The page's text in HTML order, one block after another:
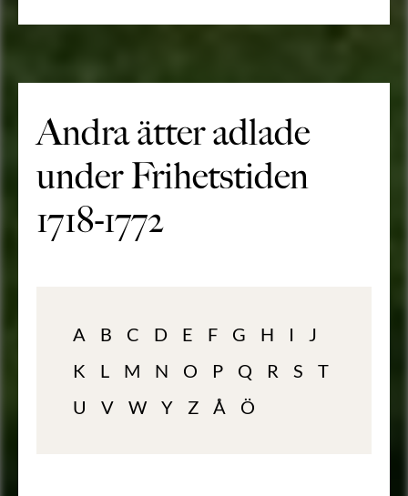
Andra ätter adlade
under Frihetstiden
1718-1772
A B C D E F G H I
J
K
L M N O P Q R S
T
U
V W Y Z Å Ö